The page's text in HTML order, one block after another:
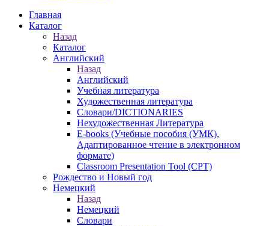
Главная
Каталог
Назад
Каталог
Английский
Назад
Английский
Учебная литература
Художественная литература
Словари/DICTIONARIES
Нехудожественная Литература
E-books (Учебные пособия (УМК),
Адаптированное чтение в электронном
формате)
Classroom Presentation Tool (CPT)
Рождество и Новый год
Немецкий
Назад
Немецкий
Словари